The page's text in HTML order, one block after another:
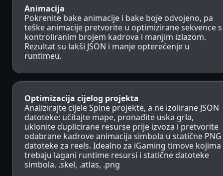
Animacija
Pokrenite bake animacije i bake boje odvojeno, pa
teške animacije pretvorite u optimizirane sekvence s
kontroliranim brojem kadrova i manjim izlazom.
Rezultat su lakši JSON i manje opterećenje u
runtimeu.
Optimizacija cijelog projekta
Analizirajte cijele Spine projekte, a ne izolirane JSON
datoteke: učitajte mape, pronađite uska grla,
uklonite duplicirane resurse prije izvoza i pretvorite
odabrane kadrove animacija simbola u statične PNG
datoteke za reels. Idealno za iGaming timove kojima
trebaju lagani runtime resursi i statične datoteke
simbola. .skel, .atlas, .png